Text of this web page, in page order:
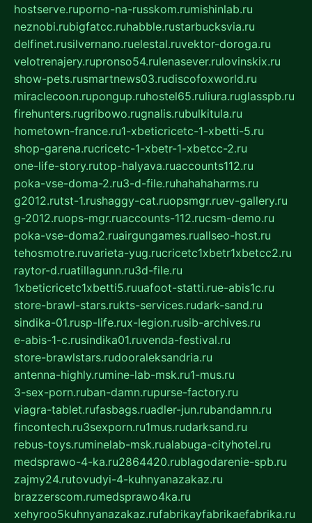
hostserve.ruporno-na-russkom.rumishinlab.ru
neznobi.rubigfatcc.ruhabble.rustarbucksvia.ru
delfinet.rusilvernano.ruelestal.ruvektor-doroga.ru
velotrenajery.rupronso54.rulenasever.rulovinskix.ru
show-pets.rusmartnews03.rudiscofoxworld.ru
miraclecoon.rupongup.ruhostel65.ruliura.ruglasspb.ru
firehunters.rugribowo.rugnalis.rubulkitula.ru
hometown-france.ru1-xbeticricetc-1-xbetti-5.ru
shop-garena.rucricetc-1-xbetr-1-xbetcc-2.ru
one-life-story.rutop-halyava.ruaccounts112.ru
poka-vse-doma-2.ru3-d-file.ruhahahaharms.ru
g2012.rutst-1.rushaggy-cat.ruopsmgr.ruev-gallery.ru
g-2012.ruops-mgr.ruaccounts-112.rucsm-demo.ru
poka-vse-doma2.ruairgungames.ruallseo-host.ru
tehosmotre.ruvarieta-yug.rucricetc1xbetr1xbetcc2.ru
raytor-d.ruatillagunn.ru3d-file.ru
1xbeticricetc1xbetti5.ruuafoot-statti.rue-abis1c.ru
store-brawl-stars.rukts-services.rudark-sand.ru
sindika-01.rusp-life.rux-legion.rusib-archives.ru
e-abis-1-c.rusindika01.ruvenda-festival.ru
store-brawlstars.rudooraleksandria.ru
antenna-highly.rumine-lab-msk.ru1-mus.ru
3-sex-porn.ruban-damn.rupurse-factory.ru
viagra-tablet.rufasbags.ruadler-jun.rubandamn.ru
fincontech.ru3sexporn.ru1mus.rudarksand.ru
rebus-toys.ruminelab-msk.rualabuga-cityhotel.ru
medsprawo-4-ka.ru2864420.rublagodarenie-spb.ru
zajmy24.rutovudyi-4-kuhnyanazakaz.ru
brazzerscom.rumedsprawo4ka.ru
xehyroo5kuhnyanazakaz.rufabrikayfabrikaefabrika.ru